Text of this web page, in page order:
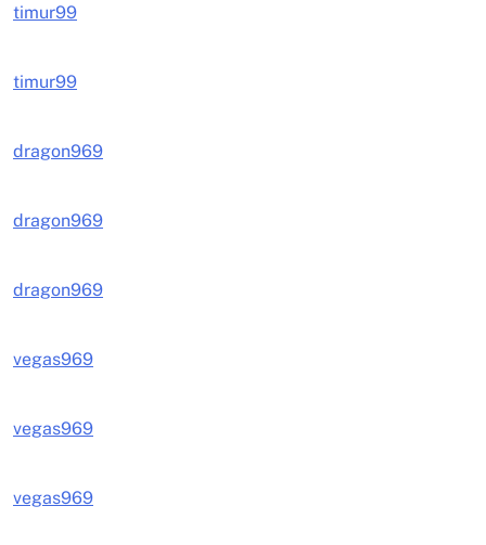
timur99
timur99
dragon969
dragon969
dragon969
vegas969
vegas969
vegas969